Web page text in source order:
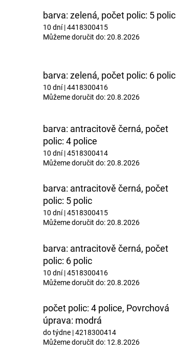
barva: zelená, počet polic: 5 polic
10 dní| 4418300415
Můžeme doručit do:20.8.2026
barva: zelená, počet polic: 6 polic
10 dní| 4418300416
Můžeme doručit do:20.8.2026
barva: antracitově černá, počet
polic: 4 police
10 dní| 4518300414
Můžeme doručit do:20.8.2026
barva: antracitově černá, počet
polic: 5 polic
10 dní| 4518300415
Můžeme doručit do:20.8.2026
barva: antracitově černá, počet
polic: 6 polic
10 dní| 4518300416
Můžeme doručit do:20.8.2026
počet polic: 4 police, Povrchová
úprava: modrá
do týdne | 4218300414
Můžeme doručit do: 12.8.2026